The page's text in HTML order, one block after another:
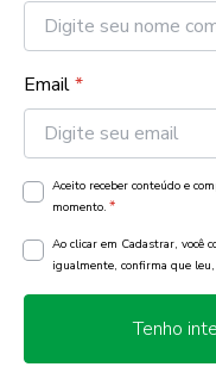
Email*
Aceito receber conteúdo e
momento. *
Ao clicar em Cadastrar, você
igualmente, confirma que
Tenho